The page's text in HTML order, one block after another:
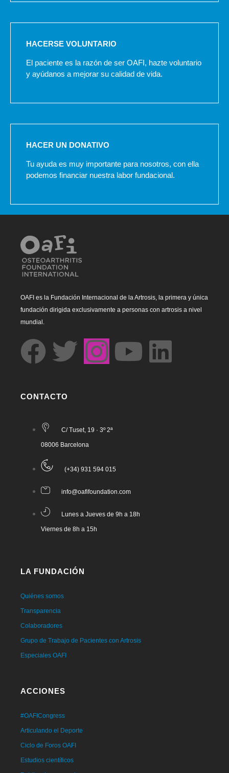
HACERSE VOLUNTARIO
El paciente es la razón de ser OAFI, hazte voluntario
y ayúdanos a mejorar su calidad de vida.
HACER UN DONATIVO
Tu ayuda es muy importante para nosotros, con ella
podemos financiar nuestra labor fundacional.
OAFI es la Fundación Internacional de la Artrosis, la primera y única
fundación dirigida exclusivamente a personas con artrosis a nivel
mundial.
CONTACTO
C/ Tuset, 19 · 3º 2ª
08006 Barcelona
(+34) 931 594 015
info@oafifoundation.com
Lunes a Jueves de 9h a 18h
Viernes de 8h a 15h
LA FUNDACIÓN
Quiénes somos
Transparencia
Colaboradores
Grupo de Trabajo de Pacientes con Artrosis
Especiales OAFI
ACCIONES
#OAFICongress
Articulando el Deporte
Ciclo de Foros OAFI
Estudios científicos